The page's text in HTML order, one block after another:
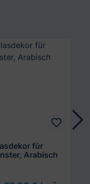
für
Arabisch